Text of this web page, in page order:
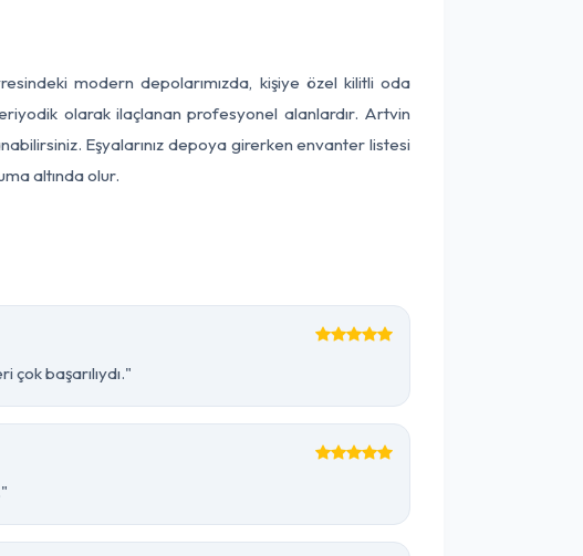
modern depolarımızda, kişiye özel kilitli oda
olarak ilaçlanan profesyonel alanlardır. Artvin
Eşyalarınız depoya girerken envanter listesi
altında olur.
çok başarılıydı."